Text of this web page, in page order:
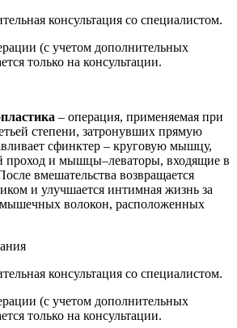
консультация со специалистом.
(с учетом дополнительных
только на консультации.
– операция, применяемая при
степени, затронувших прямую
сфинктер – круговую мышцу,
проход и мышцы–леваторы, входящие в
вмешательства возвращается
и улучшается интимная жизнь за
мышечных волокон, расположенных
консультация со специалистом.
(с учетом дополнительных
только на консультации.